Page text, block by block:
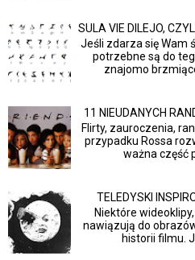
SULA VIE DILEJO,
Jeśli zdarza się Wam
potrzebne są do
znajomo
11 NIEUDANYCH
Flirty, zauroczenia,
przypadku Rossa
ważna część
TELEDYSKI
Niektóre
nawiązują do
historii filmu.